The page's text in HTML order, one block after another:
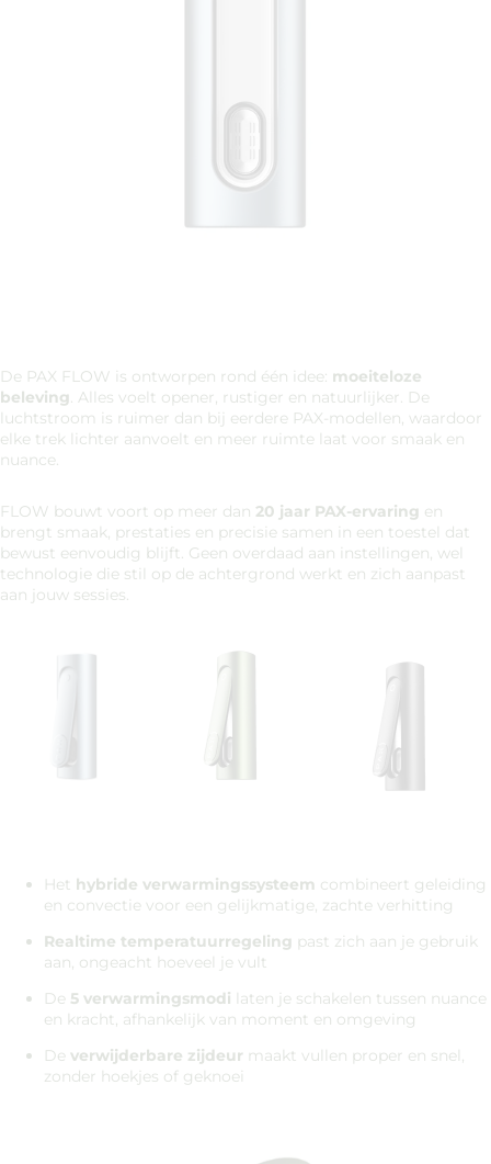
De PAX FLOW is ontworpen rond één idee: moeiteloze
beleving. Alles voelt opener, rustiger en natuurlijker. De
luchtstroom is ruimer dan bij eerdere PAX-modellen, waardoor
elke trek lichter aanvoelt en meer ruimte laat voor smaak en
nuance.
FLOW bouwt voort op meer dan 20 jaar PAX-ervaring en
brengt smaak, prestaties en precisie samen in een toestel dat
bewust eenvoudig blijft. Geen overdaad aan instellingen, wel
technologie die stil op de achtergrond werkt en zich aanpast
aan jouw sessies.
Het hybride verwarmingssysteem combineert geleiding
en convectie voor een gelijkmatige, zachte verhitting
Realtime temperatuurregeling past zich aan je gebruik
aan, ongeacht hoeveel je vult
De 5 verwarmingsmodi laten je schakelen tussen nuance
en kracht, afhankelijk van moment en omgeving
De verwijderbare zijdeur maakt vullen proper en snel,
zonder hoekjes of geknoei